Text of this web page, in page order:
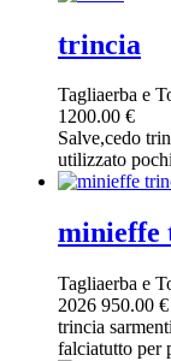
trincia
Tagliaerba e
1200.00 €
Salve,cedo
utilizzato
minieffe
Tagliaerba e
2026 950.00 €
trincia
falciatutto per